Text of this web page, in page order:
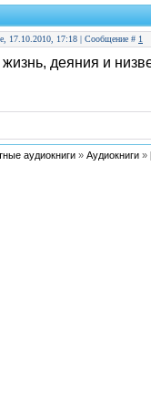
17.10.2010, 17:18 | Сообщение # 1
жизнь, деяния и
аудиокниги » Аудиокниги »